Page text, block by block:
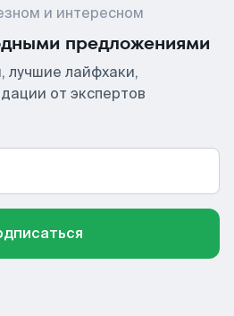
и интересном
предложениями
лучшие лайфхаки,
от экспертов